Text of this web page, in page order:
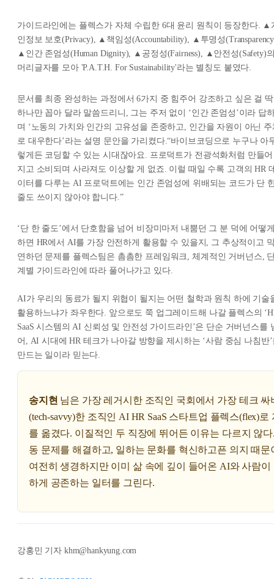
가이드라인에는 플렉스가 자체 수립한 6대 윤리 원칙이 등장한다. ▲
인정보 보호(Privacy), ▲책임성(Accountability), ▲투명성
▲인간 존엄성(Human Dignity), ▲공정성(Fairness), ▲안전성(Safety)
머리글자를 모아 'P.A.T.H. For Sustainability'라는 별칭도 붙였다.
문서를 최종 완성하는 과정에서 6가지 중 힘주어 강조하고 싶은 걸 딱
하나만 꼽아 달라 말씀드리니, 그는 주저 없이 ‘인간 존엄성’이라 답
며 ‘노동의 가치와 인간의 고유성을 존중하고, 인간을 자원이 아닌 주
로 대우한다’라는 설명 문안을 가리켰다.“바이브코딩으로 누구나 아
렇게든 코딩할 수 있는 시대잖아요. 프로덕트가 전광석화처럼 만들어
지고 소비되며 사라져도 이상할 게 없죠. 이럴 때일 수록 고객의 HR
이터를 다루는 AI 프로덕트에는 인간 존엄성에 위배되는 코드가 단
줄도 쓰이지 않아야 합니다.”
‘단 한 줄도’에서 단호함을 넘어 비장미마저 내뿜던 그 분 덕에 어떻
하면 HR에서 AI를 가장 안전하게 활용할 수 있을지, 그 추상적이고
연하던 문제를 플렉스팀은 촘촘한 프레임워크, 체계적인 거버넌스,
계별 가이드라인에 따라 풀어나가고 있다.
AI가 우리의 동료가 될지 위협이 될지는 어떤 철학과 원칙 하에 기술
활용하느냐가 좌우한다. 앞으로도 쭉 업그레이드해 나갈 플렉스의
SaaS 시스템의 AI 신뢰성 및 안전성 가이드라인’은 단순 거버넌스를
어, AI 시대에 HR 테크가 나아갈 방향을 제시하는 ‘사람 중심 나침반’
만드는 일이라 믿는다.
송지현 님은 가장 레거시한 조직인 국회에서 가장 테크 싸
(tech-savvy)한 조직인 AI HR SaaS 스타트업 플렉스(flex)로
를 옮겼다. 이질적인 두 직장에 뛰어든 이유는 다르지 않
동 문제를 해결하고, 일하는 문화를 혁신하고픈 의지 때문
여전히 생경하지만 이미 삶 속에 깊이 들어온 AI와 사람이
하게 공존하는 일터를 그린다.
강홍민 기자 khm@hankyung.com